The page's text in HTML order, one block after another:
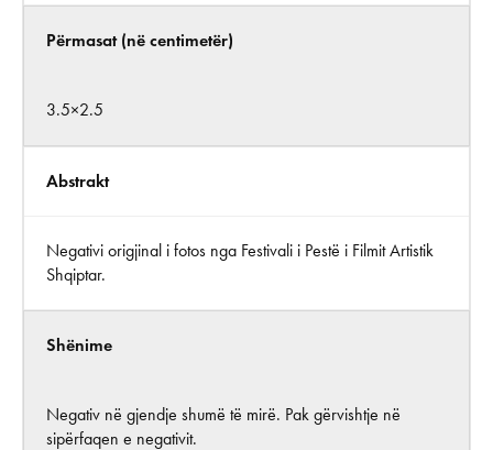
Përmasat (në centimetër)
3.5×2.5
Abstrakt
Negativi origjinal i fotos nga Festivali i Pestë i Filmit Artistik
Shqiptar.
Shënime
Negativ në gjendje shumë të mirë. Pak gërvishtje në
sipërfaqen e negativit.